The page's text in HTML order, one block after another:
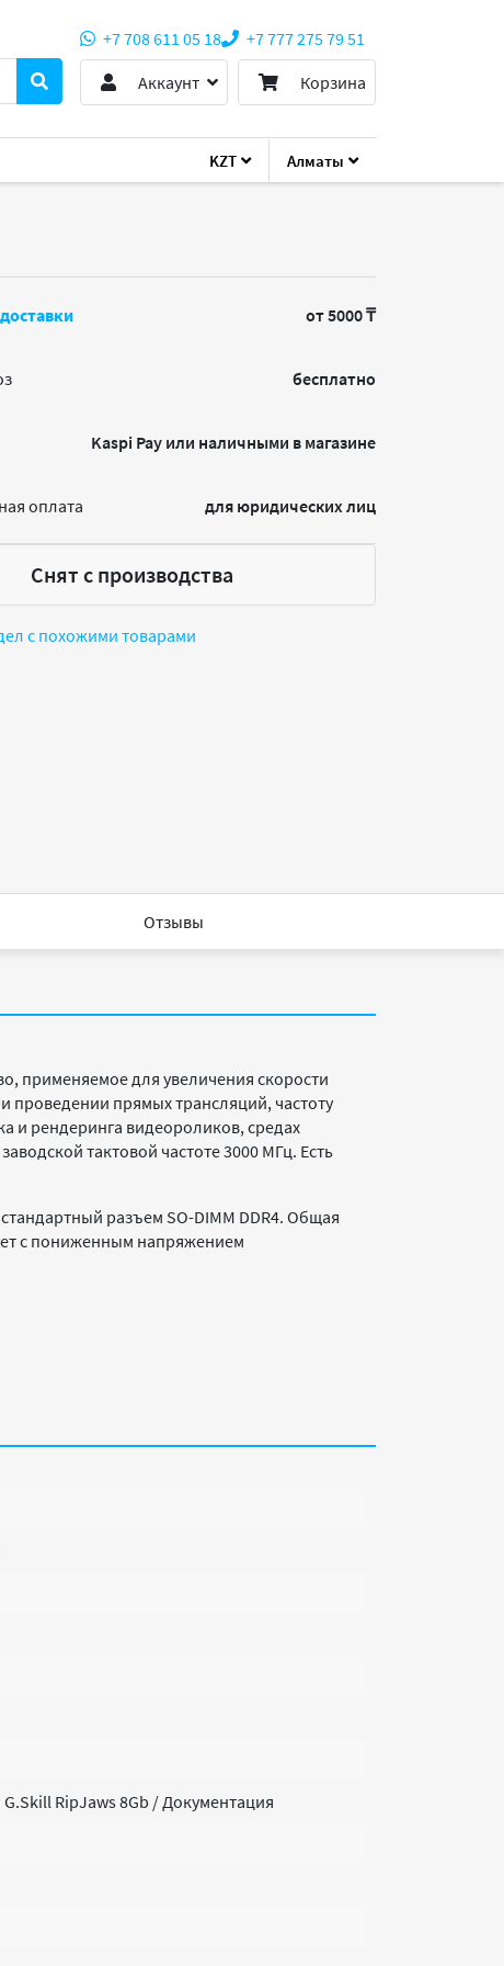
KZT Алматы
+7 708 611 05 18
+7 777 275 79 51
Аккаунт
Корзина
от 5000 ₸
бесплатно
Kaspi Pay или наличными в магазине
оплата для юридических лиц
Снят с производства
с похожими товарами
Отзывы
применяемое для увеличения скорости
проведении прямых трансляций, частоту
и рендеринга видеороликов, средах
тактовой частоте 3000 МГц. Есть
разъем SO-DIMM DDR4. Общая
с пониженным напряжением
RipJaws 8Gb / Документация